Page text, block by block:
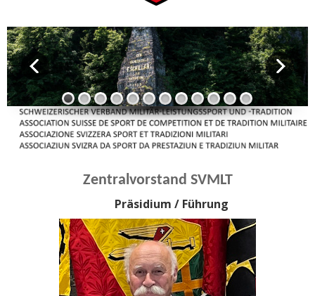
Zentralvorstand SVMLT
Präsidium / Führung